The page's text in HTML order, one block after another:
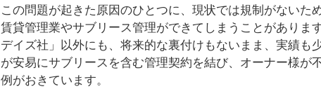
この問題が起きた原因のひとつに、現状では規制がないた
賃貸管理業やサブリース管理ができてしまうことがありま
デイズ社」以外にも、将来的な裏付けもないまま、実績も
が安易にサブリースを含む管理契約を結び、オーナー様が
例がおきています。